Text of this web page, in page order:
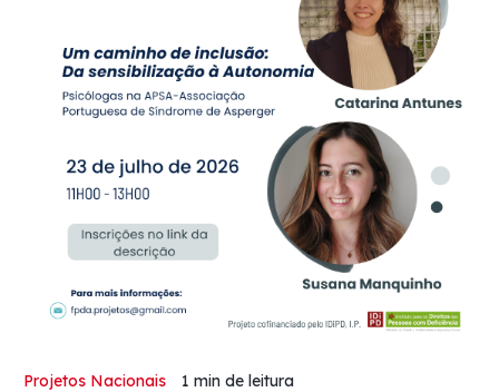
Projetos Nacionais 1 min de leitura